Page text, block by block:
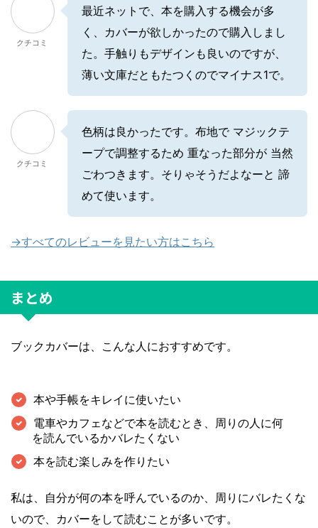
クチコミ
最近ネットで、本を購入する機会が多
く、カバーが欲しかったので購入しまし
た。手触りもデザインも良いのですが、
薄い文庫だともたつくのでマイナス1で。
クチコミ
色柄は良かったです。布地で マジックテ
ープで調整するため 重なった部分が 当然
ごわつきます。そりゃそうだよなーと 諦
めて使います。
→すべてのレビューを見たい方はこちら
まとめ
ブックカバーは、こんな人におすすめです。
本や手帳をキレイに使いたい
電車やカフェなどで本を読むとき、周りの人に何
を読んでいるかバレたくない
本を読む楽しみを作りたい
私は、自分が何の本を呼んでいるのか、周りにバレたくな
いので、カバーをして読むことが多いです。